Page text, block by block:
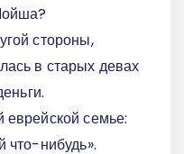
стороны,
в старых девах
еврейской семье:
что-нибудь».